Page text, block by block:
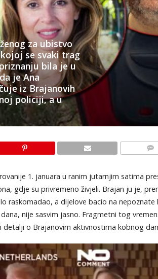
za ubistvo
se svaki trag
bila je u
je Ana
iz Brajanovih
policiji, a u
1. januara u ranim jutarnjim satima
gdje su privremeno živjeli. Brajan ju je,
raskomadao, a dijelove bacio na nepoznate
nije sasvim jasno. Fragmetni tog
detalji o Brajanovim aktivnostima kobnog